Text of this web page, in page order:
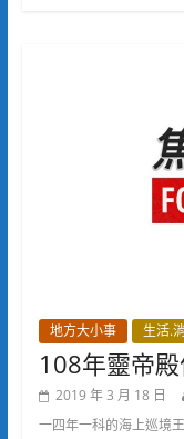
地方大小事 生活.
108年靈帝
2019 年 3 月 18 日
一四年一科的海上巡境